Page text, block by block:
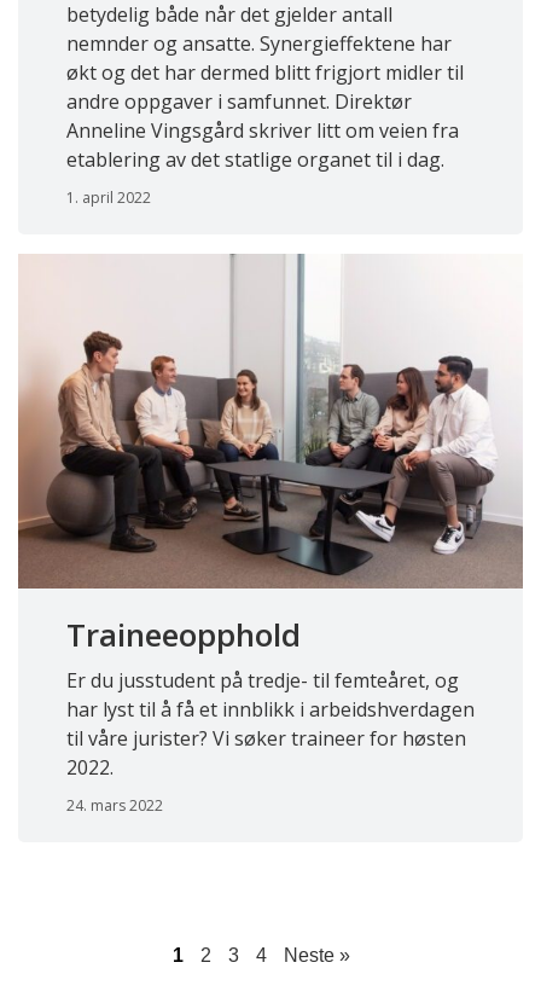
betydelig både når det gjelder antall
nemnder og ansatte. Synergieffektene har
økt og det har dermed blitt frigjort midler til
andre oppgaver i samfunnet. Direktør
Anneline Vingsgård skriver litt om veien fra
etablering av det statlige organet til i dag.
1. april 2022
Traineeopphold
Er du jusstudent på tredje- til femteåret, og
har lyst til å få et innblikk i arbeidshverdagen
til våre jurister? Vi søker traineer for høsten
2022.
24. mars 2022
1 2 3 4 Neste »